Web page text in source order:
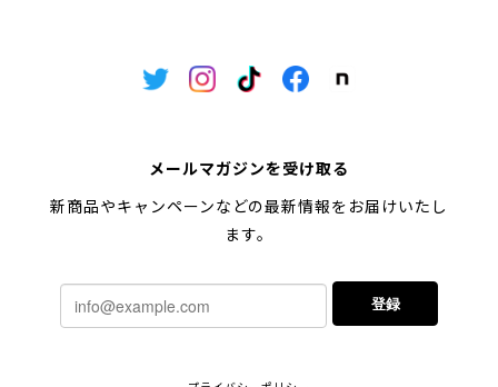
メールマガジンを受け取る
新商品やキャンペーンなどの最新情報をお届けいたし
ます。
登録